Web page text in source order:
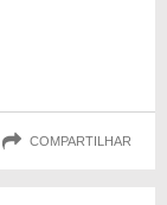
COMPARTILHAR